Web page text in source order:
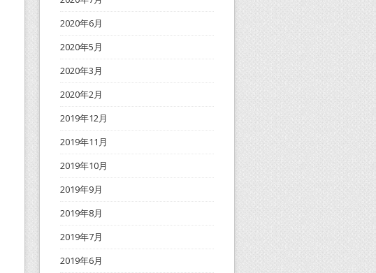
2020年6月
2020年5月
2020年3月
2020年2月
2019年12月
2019年11月
2019年10月
2019年9月
2019年8月
2019年7月
2019年6月